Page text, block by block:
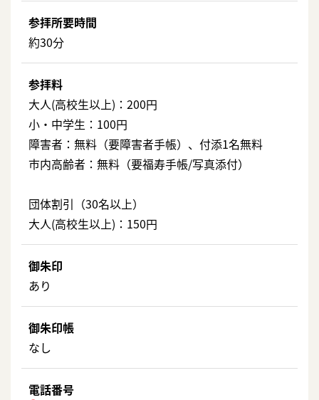
参拝所要時間
約30分
参拝料
大人(高校生以上)：200円
小・中学生：100円
障害者：無料（要障害者手帳）、付添1名無料
市内高齢者：無料（要福寿手帳/写真添付）
団体割引（30名以上）
大人(高校生以上)：150円
御朱印
あり
御朱印帳
なし
電話番号